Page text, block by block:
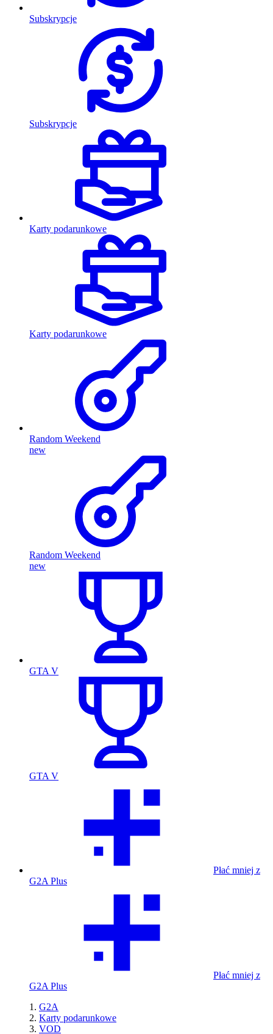
Subskrypcje
Subskrypcje
Karty podarunkowe
Karty podarunkowe
Random Weekend
new
Random Weekend
new
GTA V
GTA V
Płać mniej z
G2A Plus
Płać mniej z
G2A Plus
G2A
Karty podarunkowe
VOD